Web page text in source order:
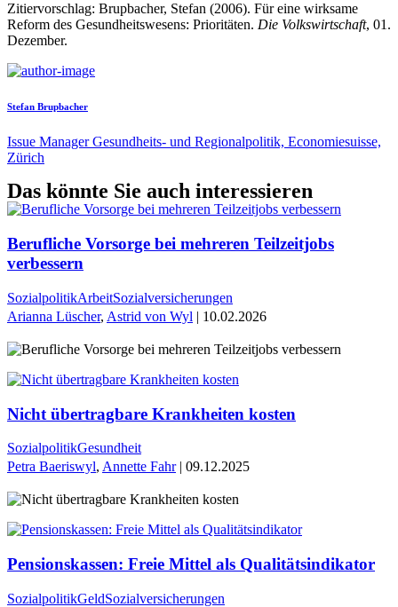
Zitiervorschlag: Brupbacher, Stefan (2006). Für eine wirksame
Reform des Gesundheitswesens: Prioritäten. Die Volkswirtschaft, 01.
Dezember.
Stefan Brupbacher
Issue Manager Gesundheits- und Regionalpolitik, Economiesuisse,
Zürich
Das könnte Sie auch interessieren
Berufliche Vorsorge bei mehreren Teilzeitjobs
verbessern
SozialpolitikArbeitSozialversicherungen
Arianna Lüscher, Astrid von Wyl | 10.02.2026
Nicht übertragbare Krankheiten kosten
SozialpolitikGesundheit
Petra Baeriswyl, Annette Fahr| 09.12.2025
Pensionskassen: Freie Mittel als Qualitätsindikator
SozialpolitikGeldSozialversicherungen